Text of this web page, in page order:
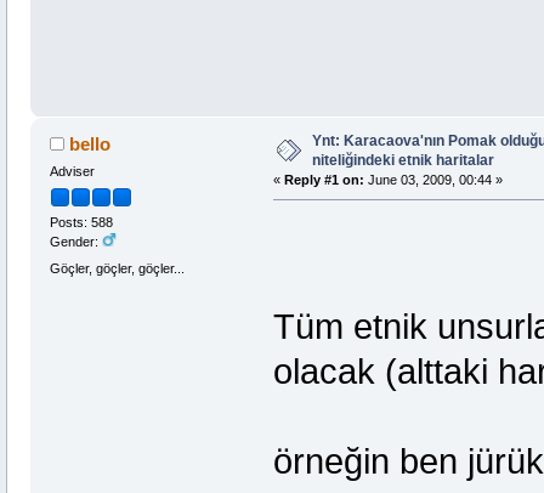
bello
Adviser
Posts: 588
Gender:
Göçler, göçler, göçler...
Ynt: Karacaova'nın Pomak
niteliğindeki etnik haritalar
« Reply #1 on: June 03, 2009, 00:44 »
Tüm etnik
olacak (alttaki
örneğin ben